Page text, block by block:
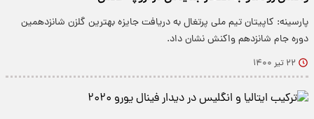
پارسینه: کاپیتان تیم ملی پرتغال به دریافت جایزه بهترین گلزن شانزدهمین
دوره جام شانزدهم واکنش نشان داد.
۲۲ تیر ۱۴۰۰